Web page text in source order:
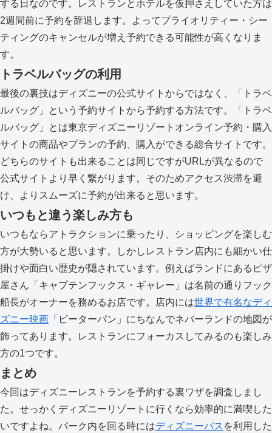
する日なのです。レストランとホテルを仮押さえしていた方は
2週間前に予約を辞退します。よってプライオリティー・シー
ティングのキャンセルが増え予約できる可能性が高くなりま
す。
トラベルバッグの利用
最後の裏技はディズニーの公式サイトからではなく、「トラベ
ルバッグ」という予約サイトから予約する方法です。「トラベ
ルバッグ」とは東京ディズニーリゾートオンライン予約・購入
サイトの商品やプランの予約、購入ができる総合サイトです。
どちらのサイトも出来ることは同じですがURLが異なるので
公式サイトより早く繋がります。そのためアクセス渋滞を避
け、よりスムーズに予約が出来ると思います。
いつもと違う楽しみ方も
いつもならアトラクションに乗ったり、ショッピングを楽しむ
方が大勢いると思います。しかしレストラン店内にも細かい仕
掛けや面白い歴史が隠されています。例えばランドにあるピザ
屋さん「キャプテンフックス・ギャレー」は名前の通りフック
船長がオーナーを務めるお店です。店内には世界で有名なディ
ズニー映画 「ピーターパン」にちなんでネバーランドの地図が
飾ってあります。レストランにフォーカスしてみるのも楽しみ
方の1つです。
まとめ
今回はディズニーレストランを予約する裏ワザを調査しまし
た。せっかくディズニーリゾートに行くなら効率的に満喫した
いですよね。パーク内を回る時にはディズニーパス を利用した